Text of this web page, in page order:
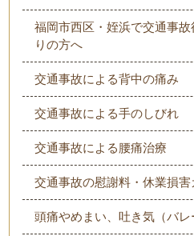
福岡市西区・姪浜で交通事
りの方へ
交通事故による背中の痛み
交通事故による手のしびれ
交通事故による腰痛治療
交通事故の慰謝料・休業損害
頭痛やめまい、吐き気（バレ